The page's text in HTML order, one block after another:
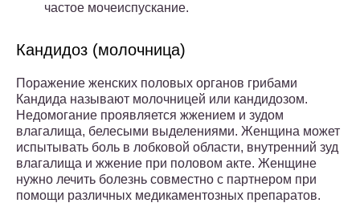
частое мочеиспускание.
Кандидоз (молочница)
Поражение женских половых органов грибами
Кандида называют молочницей или кандидозом.
Недомогание проявляется жжением и зудом
влагалища, белесыми выделениями. Женщина может
испытывать боль в лобковой области, внутренний зуд
влагалища и жжение при половом акте. Женщине
нужно лечить болезнь совместно с партнером при
помощи различных медикаментозных препаратов.